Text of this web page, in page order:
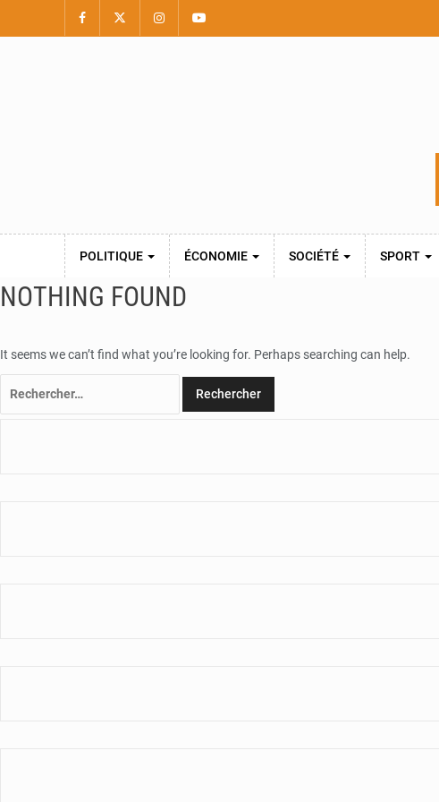
POLITIQUE ÉCONOMIE SOCIÉTÉ SPORT
NOTHING FOUND
It seems we can’t find what you’re looking for. Perhaps searching can help.